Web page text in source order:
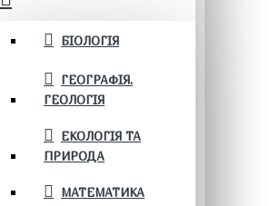
БІОЛОГІЯ
ГЕОГРАФІЯ.
ГЕОЛОГІЯ
ЕКОЛОГІЯ ТА
ПРИРОДА
МАТЕМАТИКА